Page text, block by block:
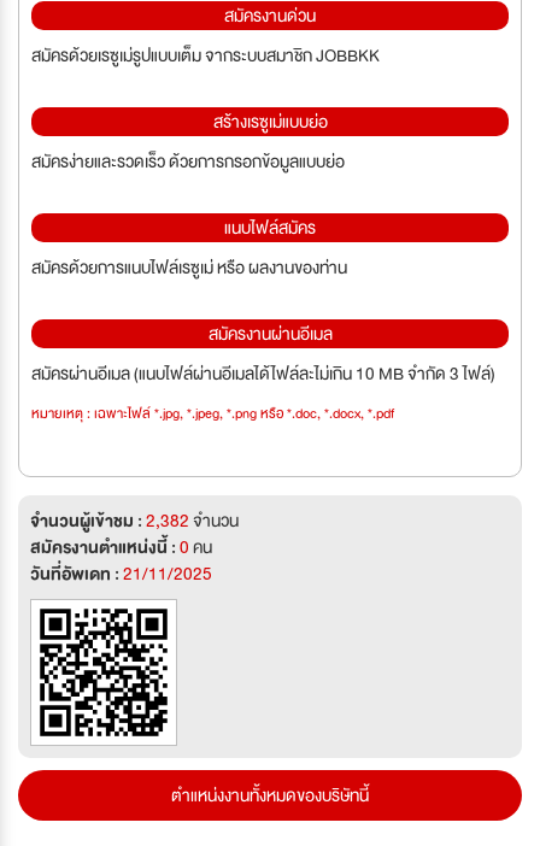
สมัครงานด่วน
สมัครด้วยเรซูเม่รูปแบบเต็ม จากระบบสมาชิก JOBBKK
สร้างเรซูเม่แบบย่อ
สมัครง่ายและรวดเร็ว ด้วยการกรอกข้อมูลแบบย่อ
แนบไฟล์สมัคร
สมัครด้วยการแนบไฟล์เรซูเม่ หรือ ผลงานของท่าน
สมัครงานผ่านอีเมล
สมัครผ่านอีเมล (แนบไฟล์ผ่านอีเมลได้ไฟล์ละไม่เกิน 10 MB จำกัด 3 ไฟล์)
หมายเหตุ : เฉพาะไฟล์ *.jpg, *.jpeg, *.png หรือ *.doc, *.docx, *.pdf
จำนวนผู้เข้าชม :2,382จำนวน
สมัครงานตำแหน่งนี้ :0คน
วันที่อัพเดท :21/11/2025
ตำแหน่งงานทั้งหมดของบริษัทนี้